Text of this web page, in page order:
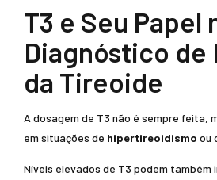
T3 e Seu Papel
Diagnóstico de
da Tireoide
A dosagem de T3 não é sempre feita,
em situações de hipertireoidismo ou
Níveis elevados de T3 podem também